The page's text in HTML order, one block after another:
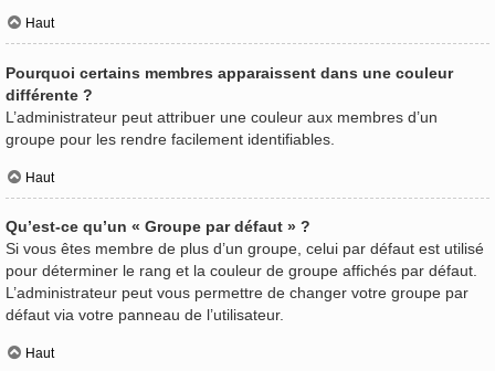
Haut
Pourquoi certains membres apparaissent dans une couleur
différente ?
L’administrateur peut attribuer une couleur aux membres d’un
groupe pour les rendre facilement identifiables.
Haut
Qu’est-ce qu’un « Groupe par défaut » ?
Si vous êtes membre de plus d’un groupe, celui par défaut est utilisé
pour déterminer le rang et la couleur de groupe affichés par défaut.
L’administrateur peut vous permettre de changer votre groupe par
défaut via votre panneau de l’utilisateur.
Haut